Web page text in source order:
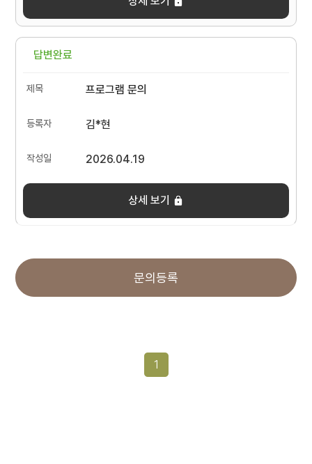
답변완료
프로그램 문의
김*현
2026.04.19
상세 보기
문의등록
1